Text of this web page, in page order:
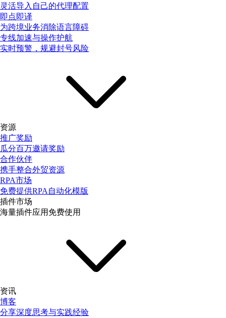
灵活导入自己的代理配置
即点即译
为跨境业务消除语言障碍
专线加速与操作护航
实时预警，规避封号风险
资源
推广奖励
瓜分百万邀请奖励
合作伙伴
携手整合外贸资源
RPA市场
免费提供RPA自动化模版
插件市场
海量插件应用免费使用
资讯
博客
分享深度思考与实践经验